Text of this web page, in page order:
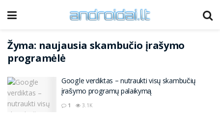
Žyma: naujausia skambučio įrašymo
programėlė
Google verdiktas – nutraukti visų skambučių
įrašymo programų palaikymą
1 3.1K